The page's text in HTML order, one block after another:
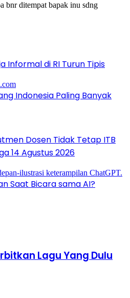
bnr ditempat bapak inu sdng
Informal di RI Turun Tipis
Indonesia Paling Banyak
Dosen Tidak Tetap ITB
14 Agustus 2026
Saat Bicara sama AI?
Lagu Yang Dulu